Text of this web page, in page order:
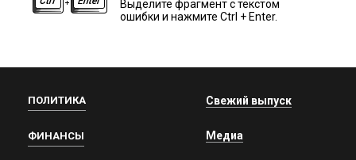
Выделите фрагмент с текстом
ошибки и нажмите Ctrl + Enter.
ПОЛИТИКА
ФИНАНСЫ
Свежий выпуск
Медиа